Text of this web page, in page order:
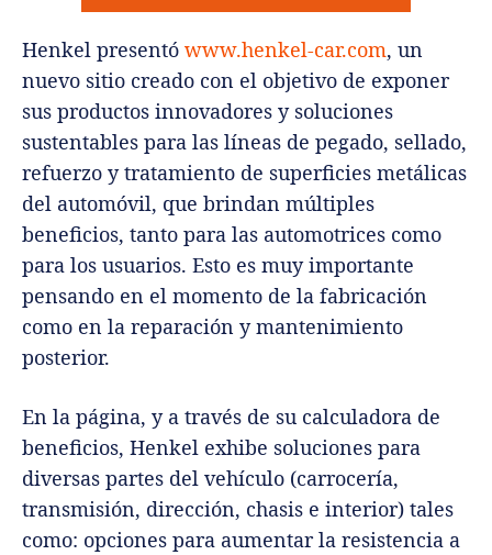
Henkel presentó www.henkel-car.com, un
nuevo sitio creado con el objetivo de exponer
sus productos innovadores y soluciones
sustentables para las líneas de pegado, sellado,
refuerzo y tratamiento de superficies metálicas
del automóvil, que brindan múltiples
beneficios, tanto para las automotrices como
para los usuarios. Esto es muy importante
pensando en el momento de la fabricación
como en la reparación y mantenimiento
posterior.
En la página, y a través de su calculadora de
beneficios, Henkel exhibe soluciones para
diversas partes del vehículo (carrocería,
transmisión, dirección, chasis e interior) tales
como: opciones para aumentar la resistencia a